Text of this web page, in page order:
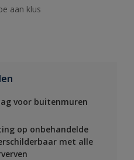
aan klus
voor buitenmuren
op onbehandelde
met alle